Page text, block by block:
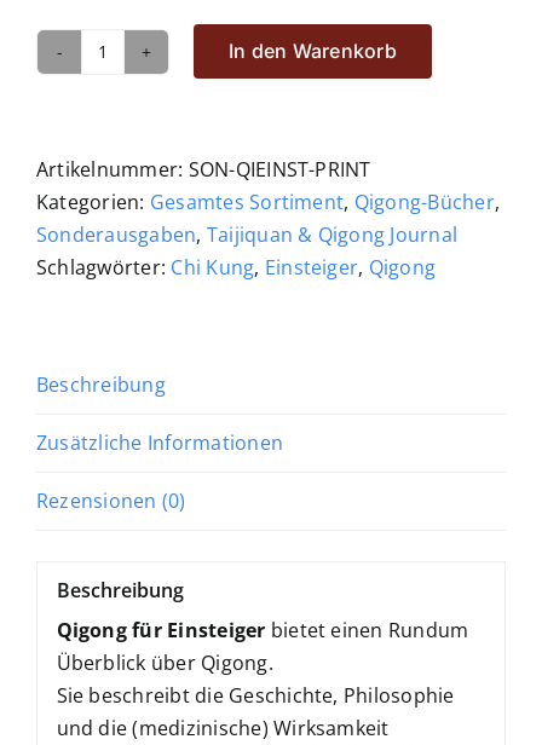
Qigong
Menge
In den Warenkorb
Artikelnummer: SON-QIEINST-PRINT
Kategorien: Gesamtes Sortiment, Qigong-Bücher,
Sonderausgaben, Taijiquan & Qigong Journal
Schlagwörter: Chi Kung, Einsteiger, Qigong
Beschreibung
Zusätzliche Informationen
Rezensionen (0)
Beschreibung
Qigong für Einsteiger bietet einen Rundum
Überblick über Qigong.
Sie beschreibt die Geschichte, Philosophie
und die (medizinische) Wirksamkeit